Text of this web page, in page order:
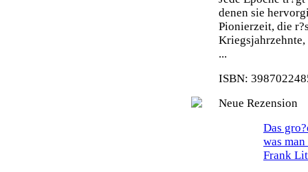
denen sie
Pionierzeit, die
...
ISBN:
Neue Rezension
Das
was
Frank